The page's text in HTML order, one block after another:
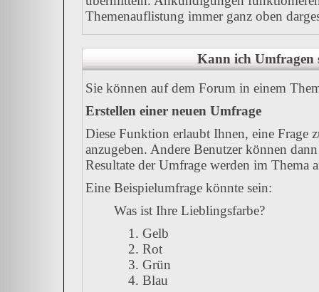
Themenauflistung immer ganz oben
Kann ich Umfragen
Sie können auf dem Forum in einem
Erstellen einer neuen Umfrage
Diese Funktion erlaubt Ihnen, eine Frage
anzugeben. Andere Benutzer können
Resultate der Umfrage werden im Thema
Eine Beispielumfrage könnte sein:
Was ist Ihre Lieblingsfarbe?
Gelb
Rot
Grün
Blau